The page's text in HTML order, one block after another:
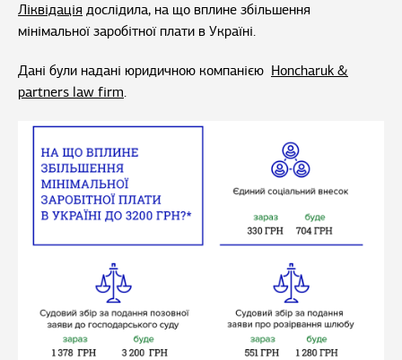
Ліквідація дослідила, на що вплине збільшення
мінімальної заробітної плати в Україні.
Дані були надані юридичною компанією Honcharuk &
partners law firm.